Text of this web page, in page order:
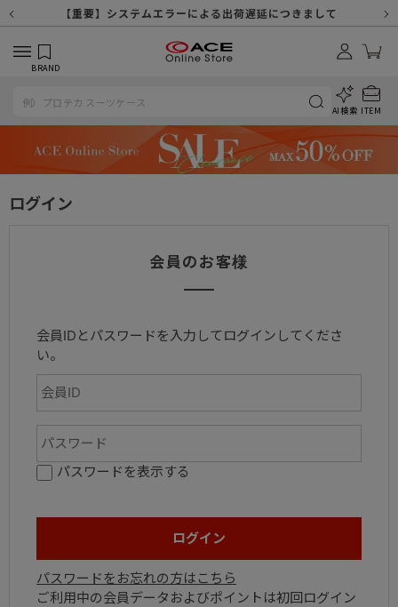
【重要】システムエラーによる出荷遅延につきまして
【重要】8/11（火・祝）休業及び配送スケジュールについて
【重要】令和８年熊本地震に伴う配送への影響について
【重要】納品書・領収書ペーパーレス化（電子化）のお知らせ
【重要】天候不良や交通状況・物量増等に伴う配送への影響について
【重要】悪質な詐欺サイトにご注意ください
【重要】各種メールが届かない場合に関しまして
【重要】お問い合わせのご対応に関しまして
【重要】SNSのなりすまし詐欺にご注意ください
BRAND
AI検索 ITEM
ログイン
会員のお客様
会員IDとパスワードを入力してログインしてくださ
い。
パスワードを表示する
パスワードをお忘れの方はこちら
ご利用中の会員データおよびポイントは初回ログイン